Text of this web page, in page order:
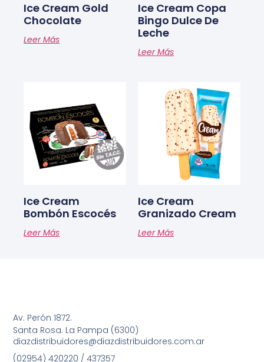
Ice Cream Gold
Chocolate
Leer Más
Ice Cream Copa
Bingo Dulce De
Leche
Leer Más
Ice Cream
Bombón Escocés
Leer Más
Ice Cream
Granizado Cream
Leer Más
Av. Perón 1872.
Santa Rosa. La Pampa (6300)
diazdistribuidores@diazdistribuidores.com.ar
(02954) 420220 / 437357